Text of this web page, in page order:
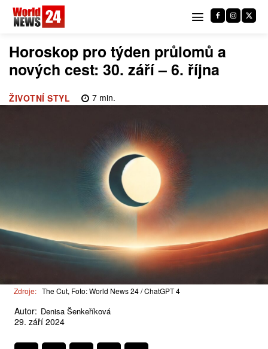
Horoskop pro týden průlomů a
nových cest: 30. září – 6. října
ŽIVOTNÍ STYL 7 min.
Zdroje: The Cut, Foto: World News 24 / ChatGPT 4
Autor: Denisa Šenkeříková
29. září 2024